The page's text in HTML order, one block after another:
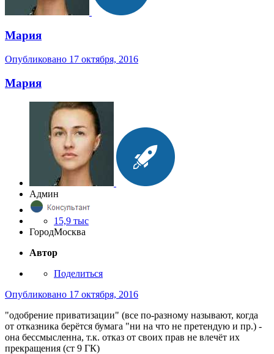
Мария
Опубликовано 17 октября, 2016
Мария
Админ
15,9 тыс
ГородМосква
Автор
Поделиться
Опубликовано 17 октября, 2016
"одобрение приватизации" (все по-разному называют, когда
от отказника берётся бумага "ни на что не претендую и пр.) -
она бессмысленна, т.к. отказ от своих прав не влечёт их
прекращения (ст 9 ГК)